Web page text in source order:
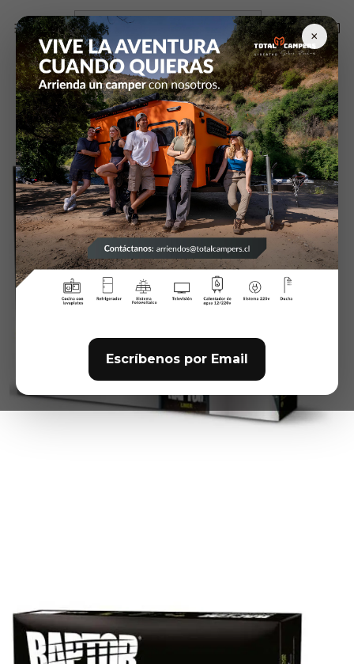
×
Escríbenos por Email
Inicio Pintura y Masillas Pistola profesional Raptor